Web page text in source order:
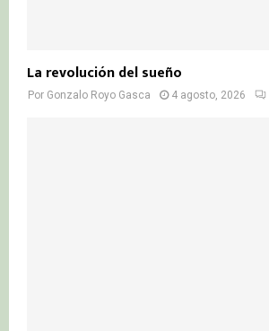
La revolución del sueño
Por Gonzalo Royo Gasca 4 agosto, 2026